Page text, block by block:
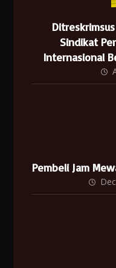
Sindikat
Internasional
Pembeli Jam